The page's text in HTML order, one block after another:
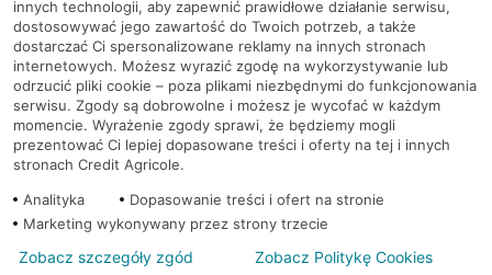
RODO
Regulamin serwisu
Mapa serwisu
PolitykaCookies
© 2026 Credit Agricole Bank Polska S.A. Wszelkie prawa zastrzeżone
innych technologii, aby zapewnić prawidłowe działanie serwisu,
dostosowywać jego zawartość do Twoich potrzeb, a także
dostarczać Ci spersonalizowane reklamy na innych stronach
internetowych. Możesz wyrazić zgodę na wykorzystywanie lub
odrzucić pliki cookie – poza plikami niezbędnymi do funkcjonowania
serwisu. Zgody są dobrowolne i możesz je wycofać w każdym
momencie. Wyrażenie zgody sprawi, że będziemy mogli
prezentować Ci lepiej dopasowane treści i oferty na tej i innych
stronach Credit Agricole.
Analityka
Dopasowanie treści i ofert na stronie
Marketing wykonywany przez strony trzecie
Zobacz szczegóły zgód Zobacz Politykę Cookies